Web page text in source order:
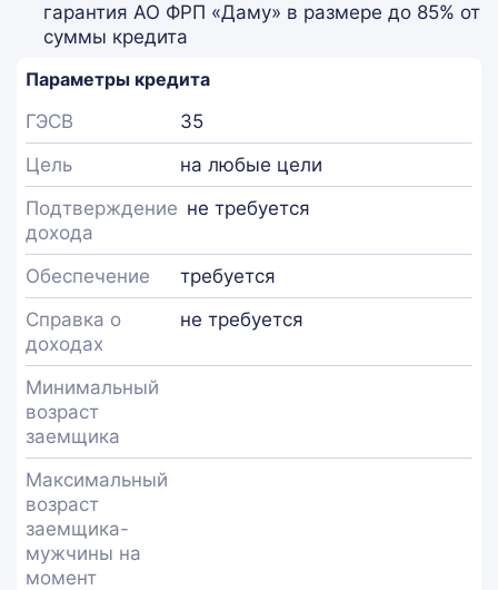
гарантия АО ФРП «Даму» в размере до 85% от
суммы кредита
Параметры кредита
ГЭСВ
35
Цель
на любые цели
Подтверждение
дохода
не требуется
Обеспечение
требуется
Справка о
доходах
не требуется
Минимальный
возраст
заемщика
Максимальный
возраст
заемщика-
мужчины на
момент